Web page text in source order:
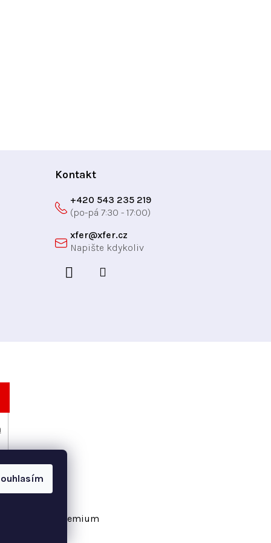
Kontakt
xfer@xfer.cz
+420 543 235 219
Shoptet Premium